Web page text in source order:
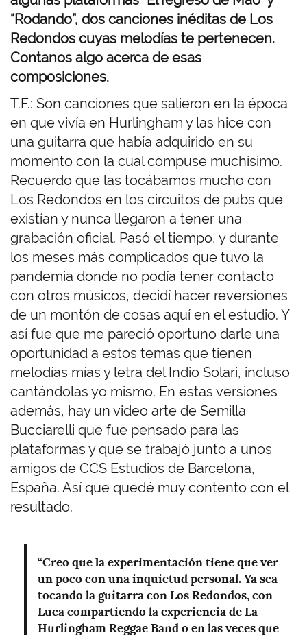
“Rodando”, dos canciones inéditas de Los
Redondos cuyas melodías te pertenecen.
Contanos algo acerca de esas
composiciones.
T.F.: Son canciones que salieron en la época
en que vivía en Hurlingham y las hice con
una guitarra que había adquirido en su
momento con la cual compuse muchísimo.
Recuerdo que las tocábamos mucho con
Los Redondos en los circuitos de pubs que
existían y nunca llegaron a tener una
grabación oficial. Pasó el tiempo, y durante
los meses más complicados que tuvo la
pandemia donde no podía tener contacto
con otros músicos, decidí hacer reversiones
de un montón de cosas aquí en el estudio. Y
así fue que me pareció oportuno darle una
oportunidad a estos temas que tienen
melodías mías y letra del Indio Solari, incluso
cantándolas yo mismo. En estas versiones
además, hay un video arte de Semilla
Bucciarelli que fue pensado para las
plataformas y que se trabajó junto a unos
amigos de CCS Estudios de Barcelona,
España. Así que quedé muy contento con el
resultado.
“Creo que la experimentación tiene que ver
un poco con una inquietud personal. Ya sea
tocando la guitarra con Los Redondos, con
Luca compartiendo la experiencia de La
Hurlingham Reggae Band o en las veces que